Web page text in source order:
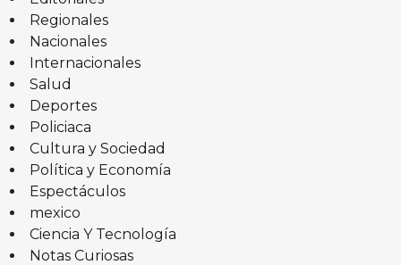
Regionales
Nacionales
Internacionales
Salud
Deportes
Policiaca
Cultura y Sociedad
Política y Economía
Espectáculos
mexico
Ciencia Y Tecnología
Notas Curiosas